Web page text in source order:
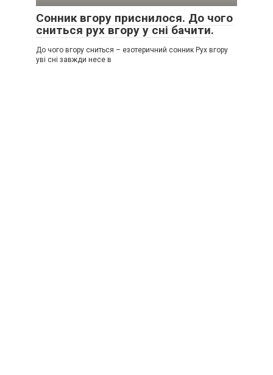
Сонник вгору приснилося. До чого
сниться рух вгору у сні бачити.
До чого вгору сниться – езотеричний сонник Рух вгору
уві сні завжди несе в